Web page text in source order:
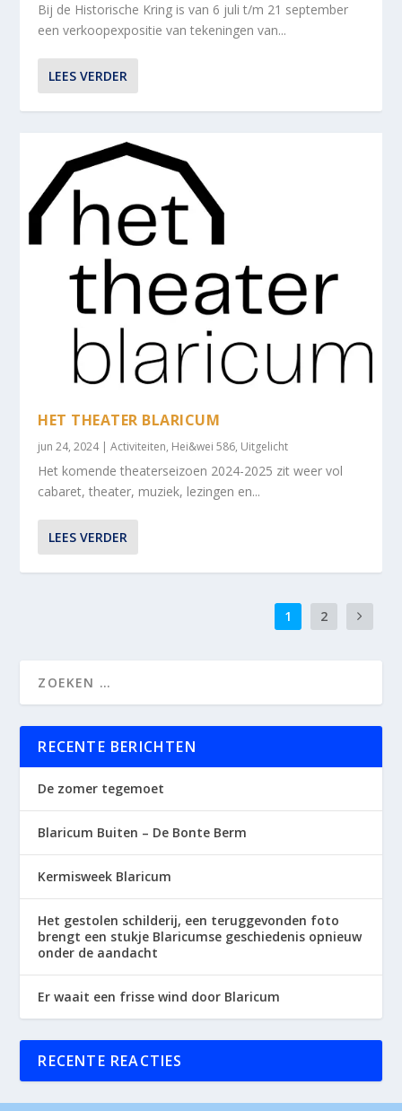
Bij de Historische Kring is van 6 juli t/m 21 september
een verkoopexpositie van tekeningen van...
LEES VERDER
HET THEATER BLARICUM
jun 24, 2024|Activiteiten, Hei&wei 586, Uitgelicht
Het komende theaterseizoen 2024-2025 zit weer vol
cabaret, theater, muziek, lezingen en...
LEES VERDER
1 2
RECENTE BERICHTEN
De zomer tegemoet
Blaricum Buiten – De Bonte Berm
Kermisweek Blaricum
Het gestolen schilderij, een teruggevonden foto
brengt een stukje Blaricumse geschiedenis opnieuw
onder de aandacht
Er waait een frisse wind door Blaricum
RECENTE REACTIES